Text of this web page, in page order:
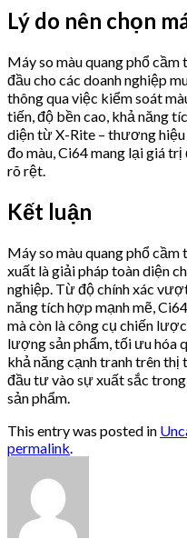
Lý do nên chọn
Máy so màu quang phổ
đầu cho các doanh nghiệp
thông qua việc kiểm soát
tiến, độ bền cao, khả năng
diện từ X-Rite – thương
đo màu, Ci64 mang lại giá
rõ rệt.
Kết luận
Máy so màu quang phổ
xuất là giải pháp toàn diện
nghiệp. Từ độ chính xác
năng tích hợp mạnh mẽ,
mà còn là công cụ chiến
lượng sản phẩm, tối ưu hóa
khả năng cạnh tranh trên
đầu tư vào sự xuất sắc
sản phẩm.
This entry was posted in
permalink